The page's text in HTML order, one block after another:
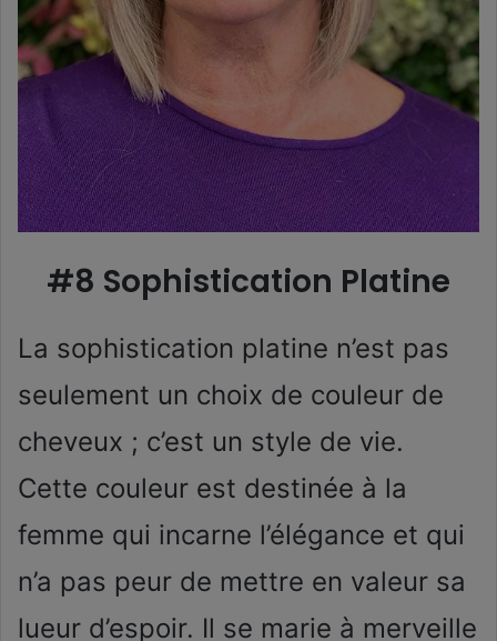
#8 Sophistication Platine
La sophistication platine n’est pas
seulement un choix de couleur de
cheveux ; c’est un style de vie.
Cette couleur est destinée à la
femme qui incarne l’élégance et qui
n’a pas peur de mettre en valeur sa
lueur d’espoir. Il se marie à merveille